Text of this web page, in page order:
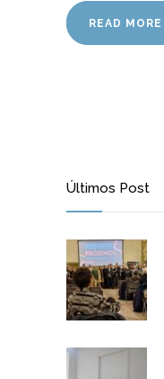
READ MORE
Últimos Post